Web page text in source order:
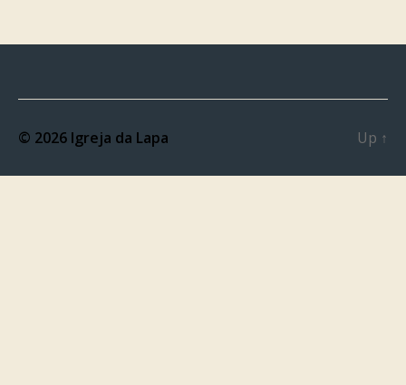
© 2026 Igreja da Lapa Up ↑